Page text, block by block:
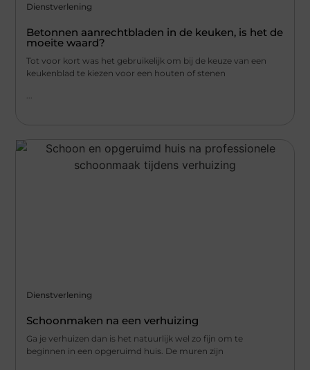
Dienstverlening
Betonnen aanrechtbladen in de keuken, is het de
moeite waard?
Tot voor kort was het gebruikelijk om bij de keuze van een
keukenblad te kiezen voor een houten of stenen
Dienstverlening
Schoonmaken na een verhuizing
Ga je verhuizen dan is het natuurlijk wel zo fijn om te
beginnen in een opgeruimd huis. De muren zijn